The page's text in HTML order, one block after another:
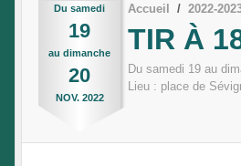
Du samedi
19
au dimanche
20
NOV. 2022
Accueil 2022-
TIR À
Du samedi 19 au
Lieu : place de